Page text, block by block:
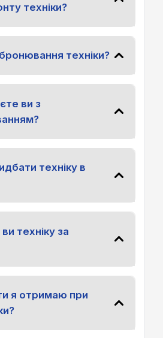
техніки?
техніки?
ви з
техніку в
техніку за
я отримаю при